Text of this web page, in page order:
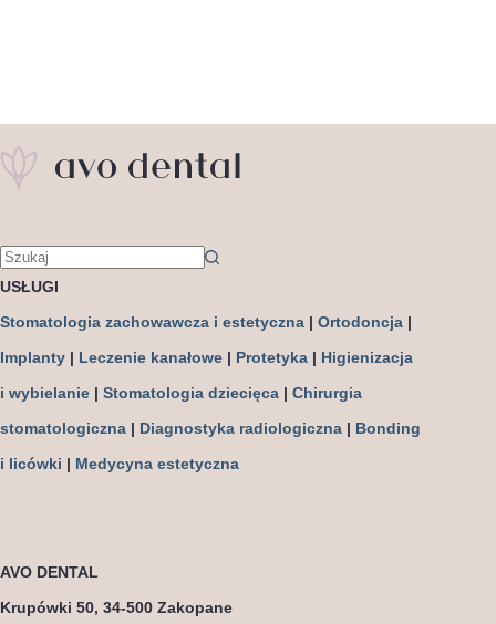
USŁUGI
Stomatologia zachowawcza i estetyczna | Ortodoncja |
Implanty | Leczenie kanałowe | Protetyka | Higienizacja
i wybielanie | Stomatologia dziecięca | Chirurgia
stomatologiczna | Diagnostyka radiologiczna | Bonding
i licówki | Medycyna estetyczna
AVO DENTAL
Krupówki 50, 34-500 Zakopane